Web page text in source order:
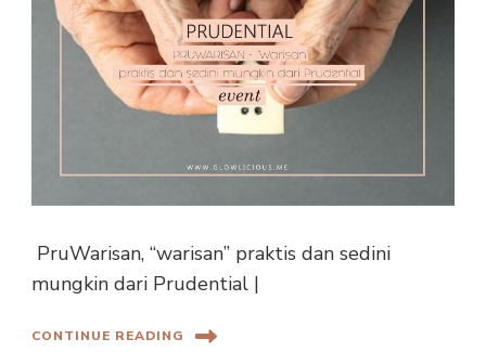
PruWarisan, “warisan” praktis dan sedini
mungkin dari Prudential |
CONTINUE READING